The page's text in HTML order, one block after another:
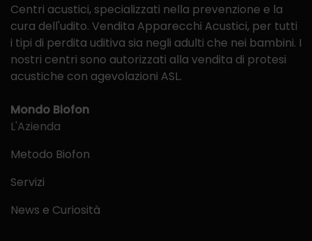
Centri acustici, specializzati nella prevenzione e la
cura dell'udito. Vendita Apparecchi Acustici, per tutti
i tipi di perdita uditiva sia negli adulti che nei bambini. I
nostri centri sono autorizzati alla vendita di protesi
acustiche con agevolazioni ASL.
Mondo Biofon
L'Azienda
Metodo Biofon
Servizi
News e Curiosità